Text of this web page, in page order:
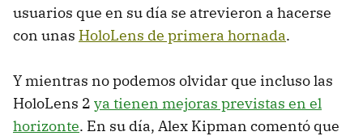
usuarios que en su día se atrevieron a hacerse
con unas HoloLens de primera hornada.
Y mientras no podemos olvidar que incluso las
HoloLens 2 ya tienen mejoras previstas en el
horizonte. En su día, Alex Kipman comentó que